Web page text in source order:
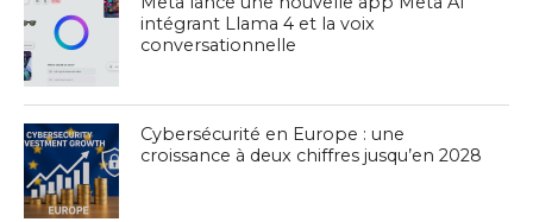
intégrant Llama 4 et la voix
conversationnelle
Cybersécurité en Europe : une
croissance à deux chiffres jusqu’en 2028